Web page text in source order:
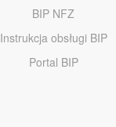
BIP NFZ
Instrukcja obsługi BIP
Portal BIP